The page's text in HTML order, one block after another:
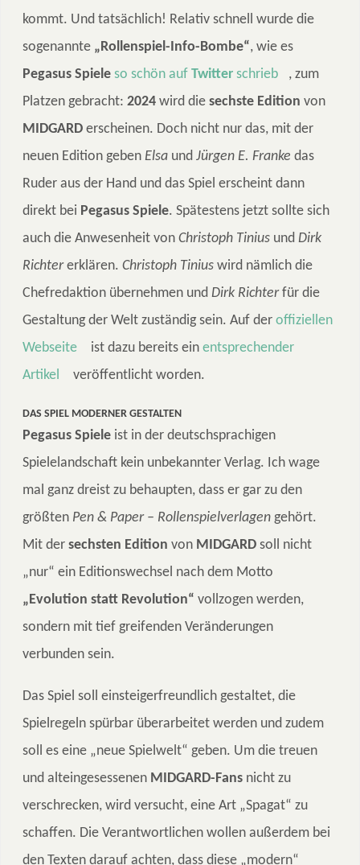
kommt. Und tatsächlich! Relativ schnell wurde die
sogenannte „Rollenspiel-Info-Bombe“, wie es
Pegasus Spiele so schön auf Twitter schrieb
, zum
Platzen gebracht: 2024 wird die sechste Edition von
MIDGARD erscheinen. Doch nicht nur das, mit der
neuen Edition geben Elsa und Jürgen E. Franke das
Ruder aus der Hand und das Spiel erscheint dann
direkt bei Pegasus Spiele. Spätestens jetzt sollte sich
auch die Anwesenheit von Christoph Tinius und Dirk
Richtererklären. Christoph Tinius wird nämlich die
Chefredaktion übernehmen und Dirk Richterfür die
Gestaltung der Welt zuständig sein. Auf der offiziellen
Webseite
ist dazu bereits ein entsprechender
Artikel
veröffentlicht worden.
DAS SPIEL MODERNER GESTALTEN
Pegasus Spiele ist in der deutschsprachigen
Spielelandschaft kein unbekannter Verlag. Ich wage
mal ganz dreist zu behaupten, dass er gar zu den
größten Pen & Paper – Rollenspielverlagen gehört.
Mit der sechsten Edition von MIDGARD soll nicht
„nur“ ein Editionswechsel nach dem Motto
„Evolution statt Revolution“ vollzogen werden,
sondern mit tief greifenden Veränderungen
verbunden sein.
Das Spiel soll einsteigerfreundlich gestaltet, die
Spielregeln spürbar überarbeitet werden und zudem
soll es eine „neue Spielwelt“ geben. Um die treuen
und alteingesessenen MIDGARD-Fans nicht zu
verschrecken, wird versucht, eine Art „Spagat“ zu
schaffen. Die Verantwortlichen wollen außerdem bei
den Texten darauf achten, dass diese „modern“